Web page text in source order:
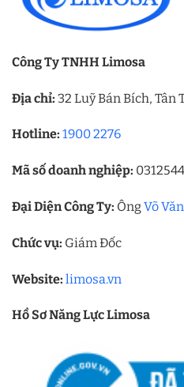
Công Ty TNHH Limosa
Địa chỉ: 32 Luỹ Bán Bích, Tân
Hotline: 1900 2276
Mã số doanh nghiệp:
Đại Diện Công Ty: ÔngVõ
Chức vụ: Giám Đốc
Website: limosa.vn
Hồ Sơ Năng Lực Limosa